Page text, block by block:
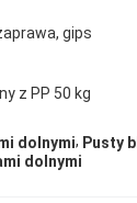
gips
z PP 50 kg
dolnymi, Pusty
dolnymi